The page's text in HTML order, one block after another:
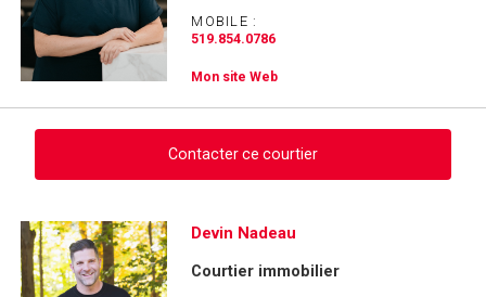
MOBILE :
519.854.0786
Mon site Web
Contacter ce courtier
Demander des infos sur cette inscription
Prénom
et
Devin Nadeau
Courtier immobilier